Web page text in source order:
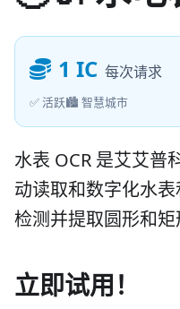
1 IC 每次请求
✅ 活跃🏙️ 智慧城市
水表 OCR 是艾艾普
动读取和数字化水
检测并提取圆形和矩
立即试用！